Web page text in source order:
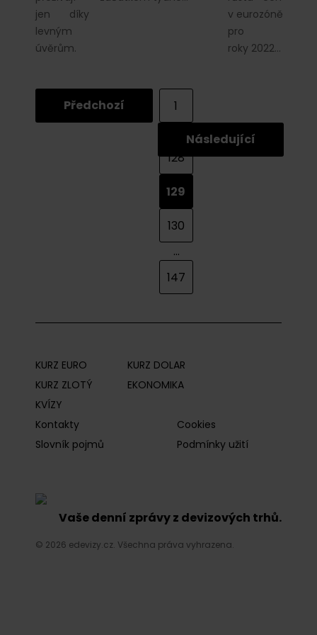
jen díky
levným
úvěrům.
v eurozóně
pro
roky 2022…
Předchozí
1
128
129
130
...
147
Následující
KURZ EURO
KURZ DOLAR
KURZ ZLOTÝ
EKONOMIKA
KVÍZY
Kontakty
Cookies
Slovník pojmů
Podmínky užití
Vaše denní zprávy z devizových trhů.
© 2026 edevizy.cz. Všechna práva vyhrazena.